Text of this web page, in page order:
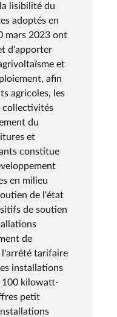
lisibilité du
adoptés en
mars 2023 ont
d'apporter
et
afin
agricoles, les
collectivités
du
et
constitue
en milieu
de l'état
de soutien
de
l'arrêté tarifaire
installations
100 kilowatt-
petit